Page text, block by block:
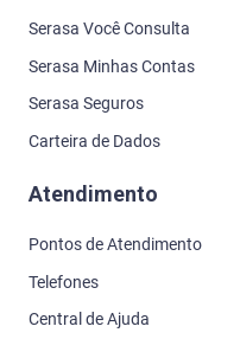
Serasa Você Consulta
Serasa Minhas Contas
Serasa Seguros
Carteira de Dados
Atendimento
Pontos de Atendimento
Telefones
Central de Ajuda